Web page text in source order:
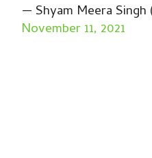
— Shyam Meera Singh
November 11, 2021